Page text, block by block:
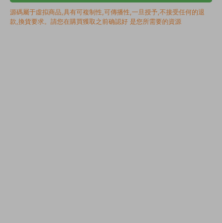
源碼屬于虛拟商品,具有可複制性,可傳播性,一旦授予,不接受任何的退
款,換貨要求。請您在購買獲取之前确認好 是您所需要的資源